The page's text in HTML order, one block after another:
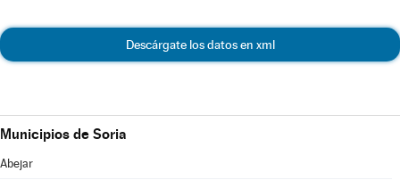
Descárgate los datos en xml
Municipios de Soria
Abejar